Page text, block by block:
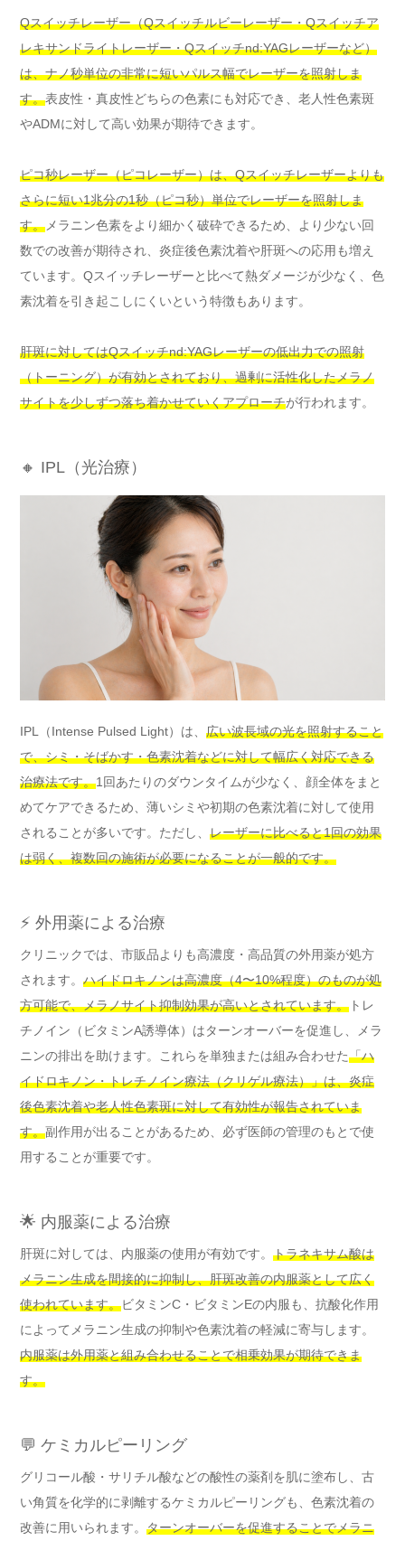
Qスイッチレーザー（Qスイッチルビーレーザー・Qスイッチア
レキサンドライトレーザー・Qスイッチnd:YAGレーザーなど）
は、ナノ秒単位の非常に短いパルス幅でレーザーを照射しま
す。表皮性・真皮性どちらの色素にも対応でき、老人性色素斑
やADMに対して高い効果が期待できます。
ピコ秒レーザー（ピコレーザー）は、Qスイッチレーザーよりも
さらに短い1兆分の1秒（ピコ秒）単位でレーザーを照射しま
す。 メラニン色素をより細かく破砕できるため、より少ない回
数での改善が期待され、炎症後色素沈着や肝斑への応用も増え
ています。Qスイッチレーザーと比べて熱ダメージが少なく、色
素沈着を引き起こしにくいという特徴もあります。
肝斑に対してはQスイッチnd:YAGレーザーの低出力での照射
（トーニング）が有効とされており、過剰に活性化したメラノ
サイトを少しずつ落ち着かせていくアプローチが行われます。
🔸 IPL（光治療）
IPL（Intense Pulsed Light）は、 広い波長域の光を照射すること
で、シミ・そばかす・色素沈着などに対して幅広く対応できる
治療法です。1回あたりのダウンタイムが少なく、顔全体をまと
めてケアできるため、薄いシミや初期の色素沈着に対して使用
されることが多いです。ただし、 レーザーに比べると1回の効果
は弱く、複数回の施術が必要になることが一般的です。
⚡ 外用薬による治療
クリニックでは、市販品よりも高濃度・高品質の外用薬が処方
されます。 ハイドロキノンは高濃度（4〜10%程度）のものが処
方可能で、メラノサイト抑制効果が高いとされています。 トレ
チノイン（ビタミンA誘導体）はターンオーバーを促進し、メラ
ニンの排出を助けます。これらを単独または組み合わせた「ハ
イドロキノン・トレチノイン療法（クリゲル療法）」は、炎症
後色素沈着や老人性色素斑に対して有効性が報告されていま
す。副作用が出ることがあるため、必ず医師の管理のもとで使
用することが重要です。
🌟 内服薬による治療
肝斑に対しては、内服薬の使用が有効です。 トラネキサム酸は
メラニン生成を間接的に抑制し、肝斑改善の内服薬として広く
使われています。ビタミンC・ビタミンEの内服も、抗酸化作用
によってメラニン生成の抑制や色素沈着の軽減に寄与します。
内服薬は外用薬と組み合わせることで相乗効果が期待できま
す。
💬 ケミカルピーリング
グリコール酸・サリチル酸などの酸性の薬剤を肌に塗布し、古
い角質を化学的に剥離するケミカルピーリングも、色素沈着の
改善に用いられます。 ターンオーバーを促進することでメラニ